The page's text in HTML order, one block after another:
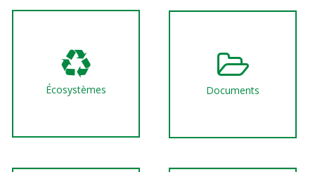
Écosystèmes Documents